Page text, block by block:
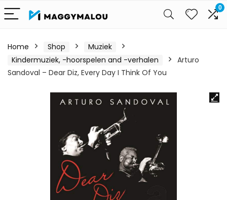
0
Home Shop
Muziek
Kindermuziek, -hoorspelen and -verhalen
Arturo
Sandoval – Dear Diz, Every Day I Think Of You